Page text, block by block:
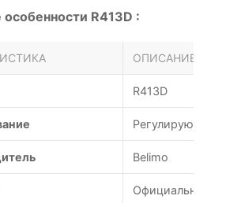
R413D :
ОПИСАНИЕ
R413D
Регулирующий
Belimo
Официальная